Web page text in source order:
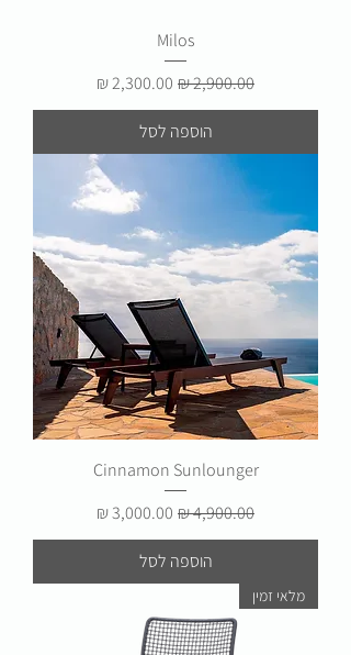
Milos
מחיר רגיל
מחיר מבצע
הוספה לסל
Cinnamon Sunlounger
מחיר רגיל
מחיר מבצע
הוספה לסל
מלאי זמין